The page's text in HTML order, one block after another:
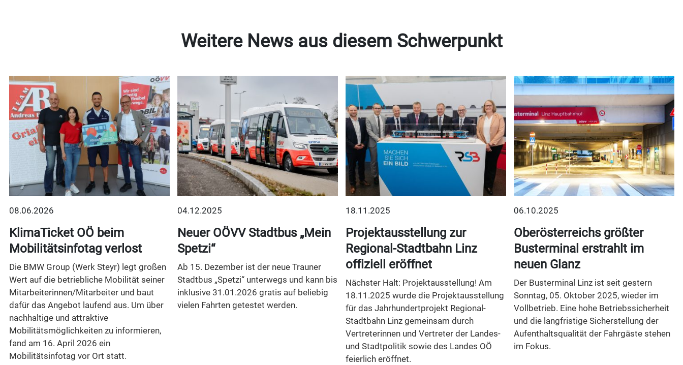
Weitere News aus diesem Schwerpunkt
08.06.2026
KlimaTicket OÖ beim
Mobilitätsinfotag verlost
Die BMW Group (Werk Steyr) legt großen
Wert auf die betriebliche Mobilität seiner
Mitarbeiterinnen/Mitarbeiter und baut
dafür das Angebot laufend aus. Um über
nachhaltige und attraktive
Mobilitätsmöglichkeiten zu informieren,
fand am 16. April 2026 ein
Mobilitätsinfotag vor Ort statt.
04.12.2025
Neuer OÖVV Stadtbus „Mein
Spetzi“
Ab 15. Dezember ist der neue Trauner
Stadtbus „Spetzi“ unterwegs und kann bis
inklusive 31.01.2026 gratis auf beliebig
vielen Fahrten getestet werden.
18.11.2025
Projektausstellung zur
Regional-Stadtbahn Linz
offiziell eröffnet
Nächster Halt: Projektausstellung! Am
18.11.2025 wurde die Projektausstellung
für das Jahrhundertprojekt Regional-
Stadtbahn Linz gemeinsam durch
Vertreterinnen und Vertreter der Landes-
und Stadtpolitik sowie des Landes OÖ
feierlich eröffnet.
06.10.2025
Oberösterreichs größter
Busterminal erstrahlt im
neuen Glanz
Der Busterminal Linz ist seit gestern
Sonntag, 05. Oktober 2025, wieder im
Vollbetrieb. Eine hohe Betriebssicherheit
und die langfristige Sicherstellung der
Aufenthaltsqualität der Fahrgäste stehen
im Fokus.